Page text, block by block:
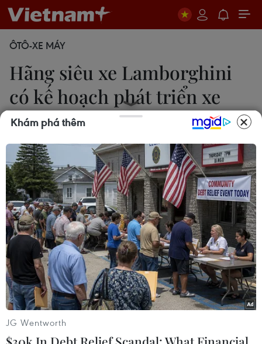
ÔTÔ-XE MÁY
Hãng siêu xe Lamborghini
có kế hoạch phát triển xe
điện
Huy Tiến
26/07/2023 07:35
Giám đốc khu vực châu Á-Thái Bình Dương của
Automobili Lamborghini cho biết, công ty đã phát
triển công nghệ xe điện và các đổi mới khác trong
nhiều năm qua để hỗ trợ các chiến dịch trung hòa
carbon.
Khám phá thêm
JG Wentworth